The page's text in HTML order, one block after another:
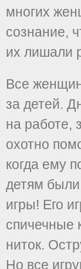
многих
сознание,
их лишали
Все
за детей.
на работе,
охотно
когда ему
детям
игры! Его
спичечные
ниток.
Но все